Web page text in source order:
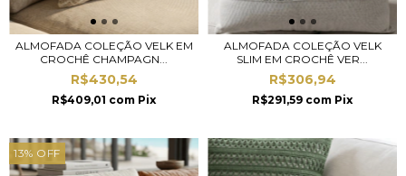
ALMOFADA COLEÇÃO VELK EM
CROCHÊ CHAMPAGN...
R$430,54
R$409,01 com Pix
ALMOFADA COLEÇÃO VELK
SLIM EM CROCHÊ VER...
R$306,94
R$291,59 com Pix
13% OFF